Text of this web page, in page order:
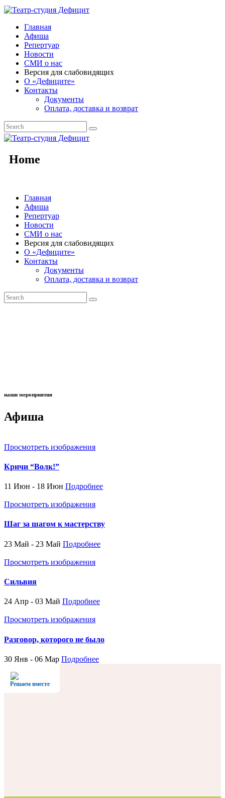
Главная
Афиша
Репертуар
Новости
СМИ о нас
Версия для слабовидящих
О «Дефиците»
Контакты
Документы
Оплата, доставка и возврат
Home
Главная
Афиша
Репертуар
Новости
СМИ о нас
Версия для слабовидящих
О «Дефиците»
Контакты
Документы
Оплата, доставка и возврат
наши мероприятия
Афиша
Просмотреть изображения
Кричи “Волк!”
11 Июн - 18 Июн Подробнее
Просмотреть изображения
Шаг за шагом к мастерству
23 Май - 23 Май Подробнее
Просмотреть изображения
Сильвия
24 Апр - 03 Май Подробнее
Просмотреть изображения
Разговор, которого не было
30 Янв - 06 Мар Подробнее
Решаем вместе